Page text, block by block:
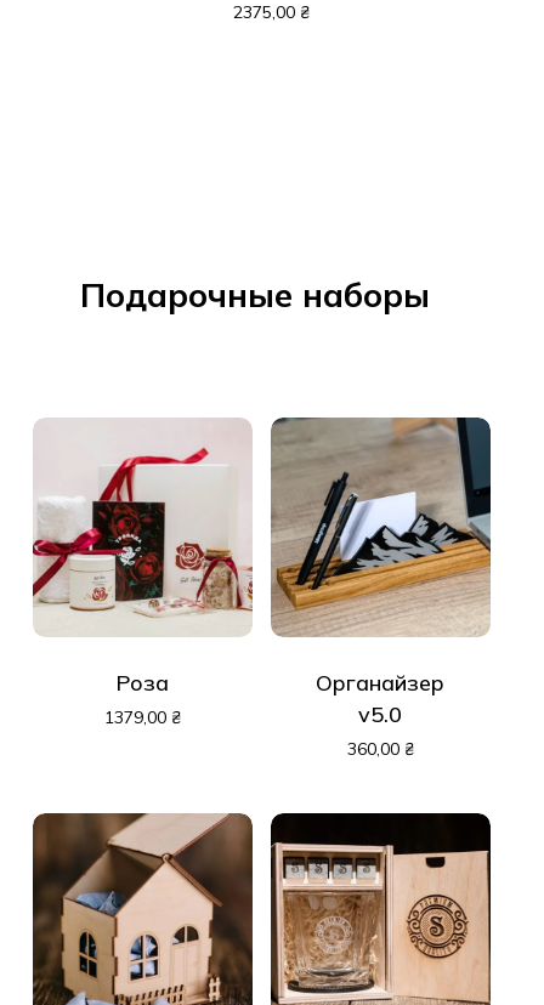
2375,00 ₴
Подарочные наборы
Роза
1379,00 ₴
Органайзер
v5.0
360,00 ₴